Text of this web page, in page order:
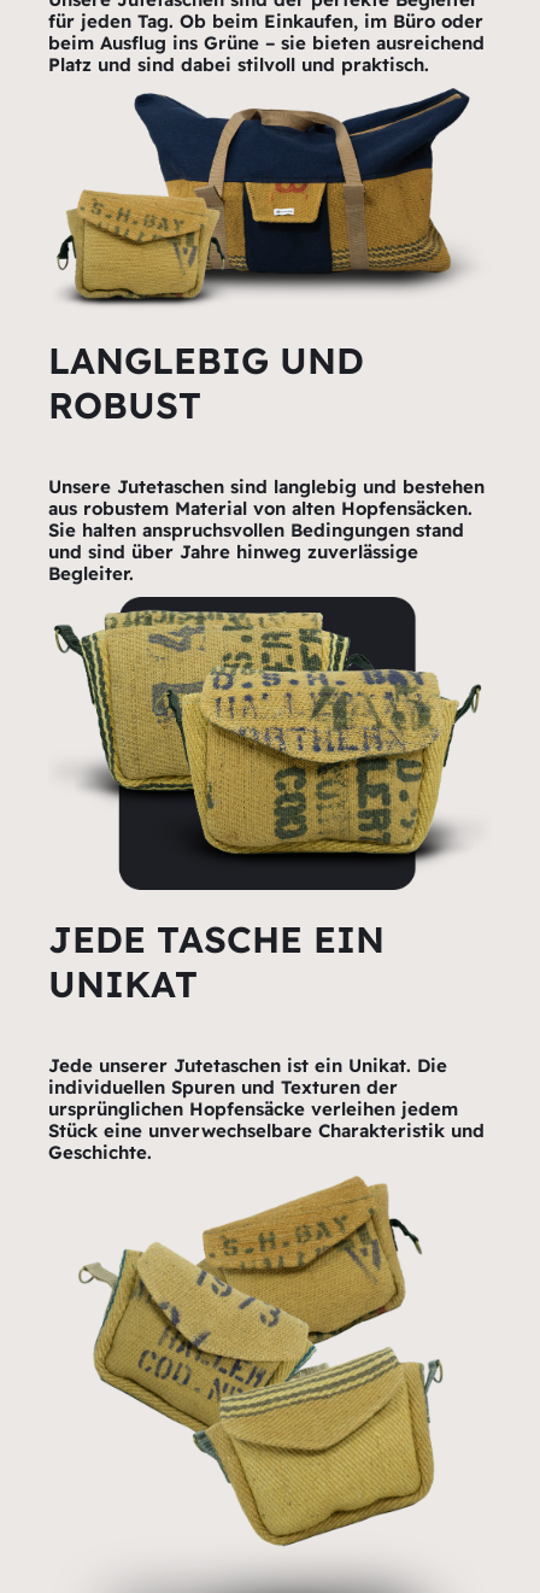
für jeden Tag. Ob beim Einkaufen, im Büro oder
beim Ausflug ins Grüne – sie bieten ausreichend
Platz und sind dabei stilvoll und praktisch.
LANGLEBIG UND
ROBUST
Unsere Jutetaschen sind langlebig und bestehen
aus robustem Material von alten Hopfensäcken.
Sie halten anspruchsvollen Bedingungen stand
und sind über Jahre hinweg zuverlässige
Begleiter.
JEDE TASCHE EIN
UNIKAT
Jede unserer Jutetaschen ist ein Unikat. Die
individuellen Spuren und Texturen der
ursprünglichen Hopfensäcke verleihen jedem
Stück eine unverwechselbare Charakteristik und
Geschichte.